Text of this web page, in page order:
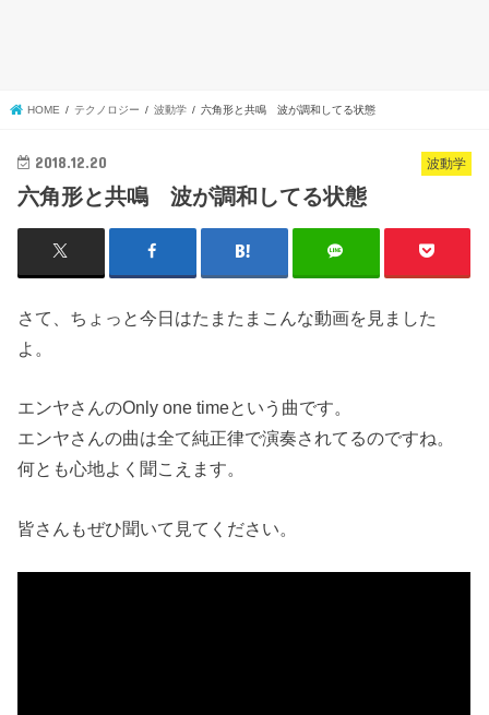
HOME テクノロジー 波動学 六角形と共鳴 波が調和してる状態
波動学
2018.12.20
六角形と共鳴 波が調和してる状態
さて、ちょっと今日はたまたまこんな動画を見ました
よ。
エンヤさんのOnly one timeという曲です。
エンヤさんの曲は全て純正律で演奏されてるのですね。
何とも心地よく聞こえます。
皆さんもぜひ聞いて見てください。